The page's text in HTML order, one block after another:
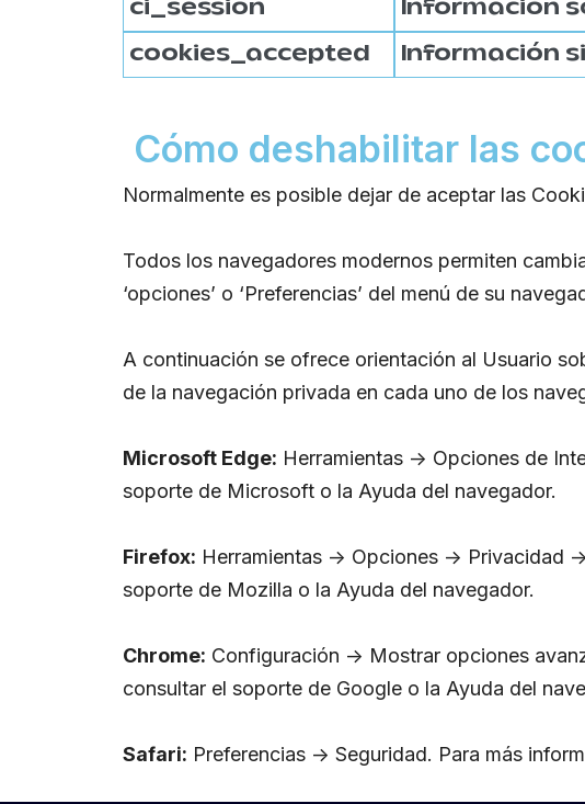
ci_session Información
cookies_accepted Información
Cómo deshabilitar las
Normalmente es posible dejar de aceptar las
Todos los navegadores modernos permiten
‘opciones’ o ‘Preferencias’ del menú de su
A continuación se ofrece orientación al Usuario
de la navegación privada en cada uno de los
Microsoft Edge: Herramientas -> Opciones de
soporte de Microsoft o la Ayuda del navegador.
Firefox: Herramientas -> Opciones -> Privacidad
soporte de Mozilla o la Ayuda del navegador.
Chrome: Configuración -> Mostrar opciones
consultar el soporte de Google o la Ayuda del
Safari: Preferencias -> Seguridad. Para más